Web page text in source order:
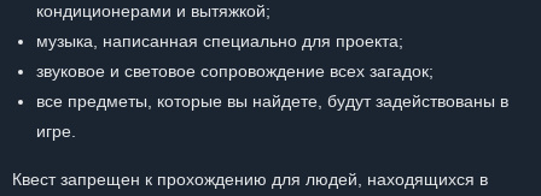
кондиционерами и вытяжкой;
музыка, написанная специально для проекта;
звуковое и световое сопровождение всех загадок;
все предметы, которые вы найдете, будут задействованы в
игре.
Квест запрещен к прохождению для людей, находящихся в